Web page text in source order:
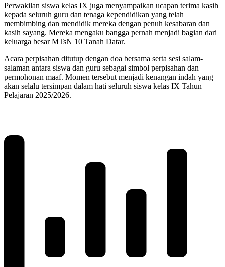
Perwakilan siswa kelas IX juga menyampaikan ucapan terima kasih
kepada seluruh guru dan tenaga kependidikan yang telah
membimbing dan mendidik mereka dengan penuh kesabaran dan
kasih sayang. Mereka mengaku bangga pernah menjadi bagian dari
keluarga besar MTsN 10 Tanah Datar.
Acara perpisahan ditutup dengan doa bersama serta sesi salam-
salaman antara siswa dan guru sebagai simbol perpisahan dan
permohonan maaf. Momen tersebut menjadi kenangan indah yang
akan selalu tersimpan dalam hati seluruh siswa kelas IX Tahun
Pelajaran 2025/2026.